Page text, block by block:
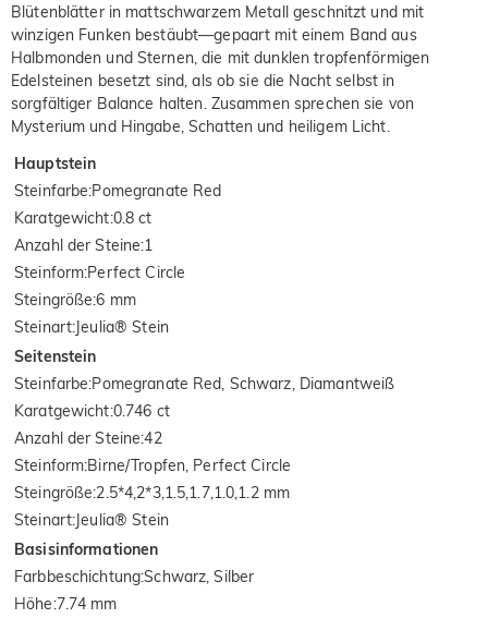
Blütenblätter in mattschwarzem Metall geschnitzt und mit
winzigen Funken bestäubt—gepaart mit einem Band aus
Halbmonden und Sternen, die mit dunklen tropfenförmigen
Edelsteinen besetzt sind, als ob sie die Nacht selbst in
sorgfältiger Balance halten. Zusammen sprechen sie von
Mysterium und Hingabe, Schatten und heiligem Licht.
Hauptstein
Steinfarbe:Pomegranate Red
Karatgewicht:0.8 ct
Anzahl der Steine:1
Steinform:Perfect Circle
Steingröße:6 mm
Steinart:Jeulia® Stein
Seitenstein
Steinfarbe:Pomegranate Red, Schwarz, Diamantweiß
Karatgewicht:0.746 ct
Anzahl der Steine:42
Steinform:Birne/Tropfen, Perfect Circle
Steingröße:2.5*4,2*3,1.5,1.7,1.0,1.2 mm
Steinart:Jeulia® Stein
Basisinformationen
Farbbeschichtung:Schwarz, Silber
Höhe:7.74 mm